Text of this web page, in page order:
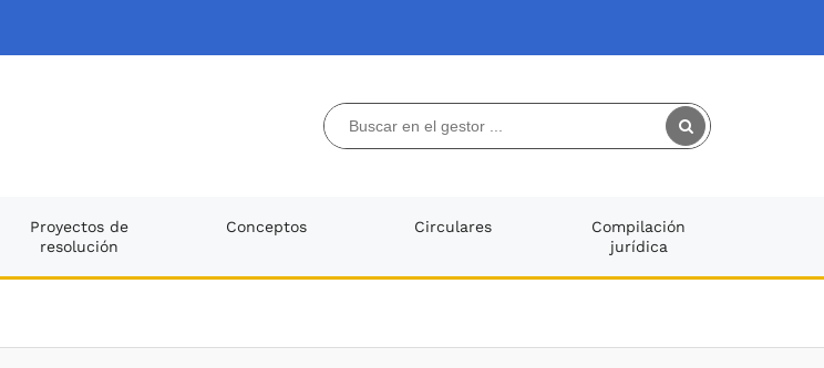
Proyectos de
resolución
Conceptos Circulares
Compilación
jurídica